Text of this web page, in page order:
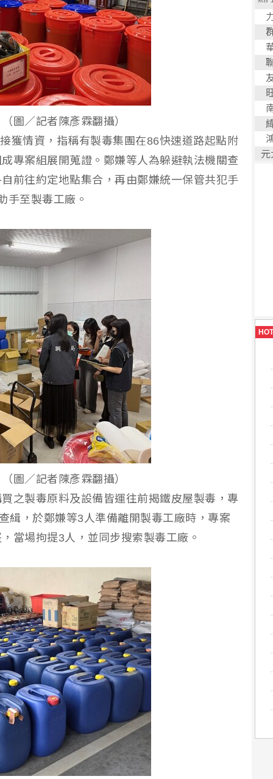
HOT
圖／記者陳彥霖翻攝）
獲情資，指稱有製毒集團在86快速道路起點附
專案組展開蒐證。鄭嫌等人為躲避執法機關查
前往約定地點集合，再由鄭嫌統一保管共犯手
手至製毒工廠。
圖／記者陳彥霖翻攝）
之製毒原料及設備皆運往前揭鐵皮屋製毒，專
緝，於鄭嫌等3人準備離開製毒工廠時，專案
當場拘提3人，並同步搜索製毒工廠。